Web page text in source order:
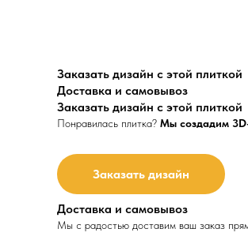
Заказать дизайн с этой плиткой
Доставка и самовывоз
Заказать дизайн с этой плиткой
Понравилась плитка? Мы создадим
Заказать дизайн
Доставка и самовывоз
Мы с радостью доставим ваш заказ